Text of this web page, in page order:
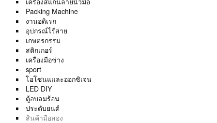
Packing Machine
งานอดิเรก
อุปกรณ์ไร้สาย
เกษตรกรรม
สติกเกอร์
เครื่องมือช่าง
sport
โอโซนแและออกซิเจน
LED DIY
ตู้อบลมร้อน
ประดับยนต์
สินค้ามือสอง